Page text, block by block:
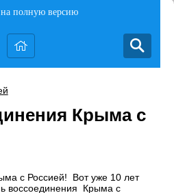
полную версию
Крыма с
с Россией! Вот уже 10 лет
воссоединения Крыма с